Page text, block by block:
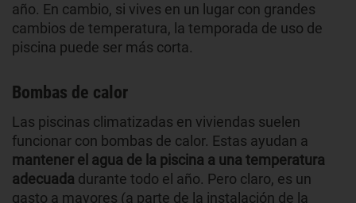
año. En cambio, si vives en un lugar con grandes
cambios de temperatura, la temporada de uso de
piscina puede ser más corta.
Bombas de calor
Las piscinas climatizadas en viviendas suelen
funcionar con bombas de calor. Estas ayudan a
mantener el agua de la piscina a una temperatura
adecuada durante todo el año. Pero claro, es un
gasto a mayores (a parte de la instalación de la